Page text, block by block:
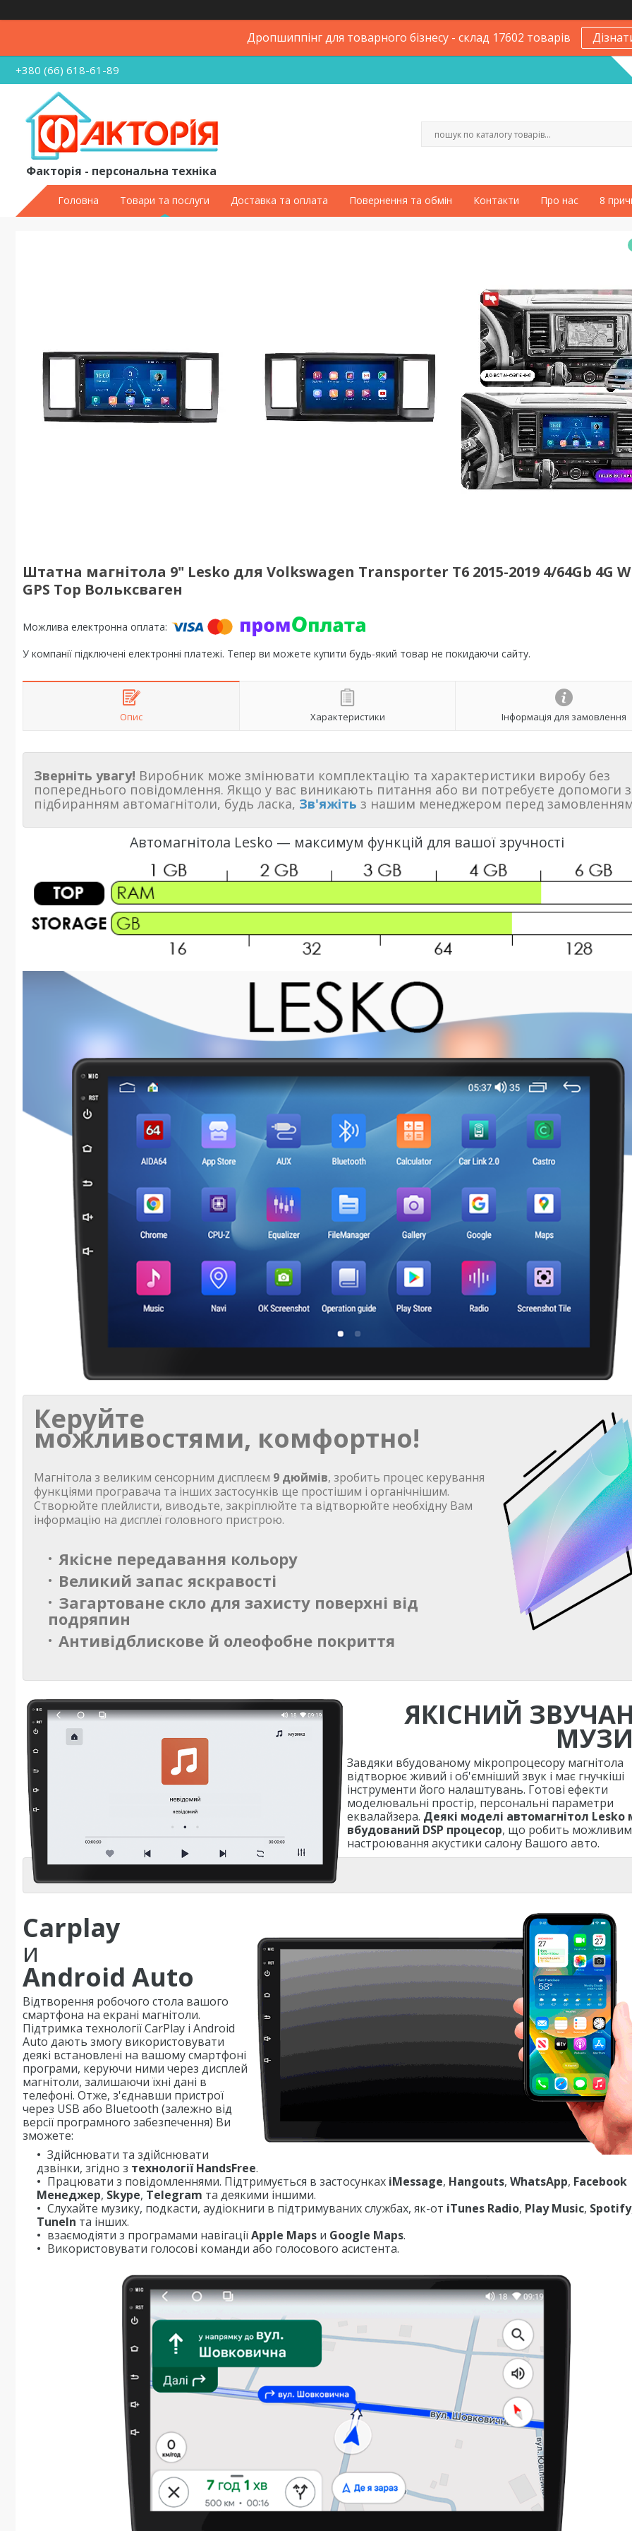
Дропшиппінг для товарного бізнесу - склад 17602 товарів
+380 (66) 618-61-89
Факторія - персональна техніка
Головна Товари та послуги Доставка та оплата Повернення та обмін Контакти Про нас 8
Штатна магнітола 9" Lesko для Volkswagen Transporter T6 2015-2019 4/64Gb 4G
GPS Top Вольксваген
У компанії підключені електронні платежі. Тепер ви можете купити будь-який товар не покидаючи сайту.
Опис Характеристики Інформація для замовлення
Зверніть увагу! Виробник може змінювати комплектацію та характеристики виробу без
попереднього повідомлення. Якщо у вас виникають питання або ви потребуєте допомоги з
підбиранням автомагнітоли, будь ласка, Зв'яжіть з нашим менеджером перед
Автомагнітола Lesko — максимум функцій для вашої зручності
Керуйте
можливостями, комфортно!
Магнітола з великим сенсорним дисплеєм 9 дюймів, зробить процес керування
функціями програвача та інших застосунків ще простішим і органічнішим.
Створюйте плейлисти, виводьте, закріплюйте та відтворюйте необхідну Вам
інформацію на дисплеї головного пристрою.
Якісне передавання кольору
Великий запас яскравості
Загартоване скло для захисту поверхні від
подряпин
Антивідблискове й олеофобне покриття
ЯКІСНИЙ
Завдяки вбудованому мікропроцесору магнітола
відтворює живий і об'ємніший звук і має гнучкіші
інструменти його налаштувань. Готові ефекти
моделювальні простір, персональні параметри
еквалайзера. Деякі моделі автомагнітол
вбудований DSP процесор, що робить
настроювання акустики салону Вашого авто.
Carplay
и
Android Auto
Відтворення робочого стола вашого
смартфона на екрані магнітоли.
Підтримка технології CarPlay і Android
Auto дають змогу використовувати
деякі встановлені на вашому смартфоні
програми, керуючи ними через дисплей
магнітоли, залишаючи їхні дані в
телефоні. Отже, з'єднавши пристрої
через USB або Bluetooth (залежно від
версії програмного забезпечення) Ви
зможете:
Здійснювати та здійснювати
дзвінки, згідно з технології HandsFree.
Працювати з повідомленнями. Підтримується в застосунках iMessage, Hangouts, WhatsApp, Facebook
Менеджер, Skype, Telegram та деякими іншими.
Слухайте музику, подкасти, аудіокниги в підтримуваних службах, як-от iTunes Radio, Play Music, Spotify
TuneIn та інших.
взаємодіяти з програмами навігаціїApple Maps и Google Maps.
Використовувати голосові команди або голосового асистента.